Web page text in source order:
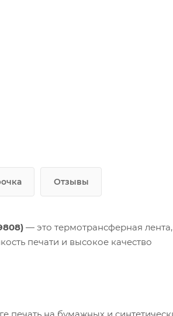
Отзывы
— это термотрансферная лента,
печати и высокое качество